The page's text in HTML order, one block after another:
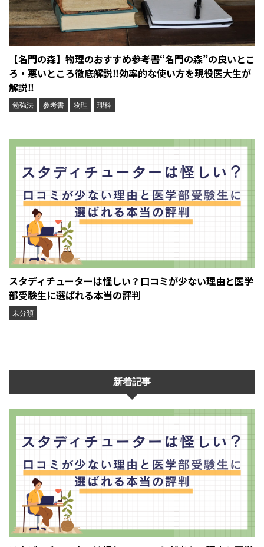
【名門の森】物理のおすすめ参考書“名門の森”の良いとこ
ろ・悪いところ徹底解説‼︎効率的な使い方を現役医大生が
解説‼︎
勉強法 参考書 物理 理科
スタディチューターは怪しい？口コミが少ない理由と医学
部受験生に選ばれる本当の評判
未分類
新着記事